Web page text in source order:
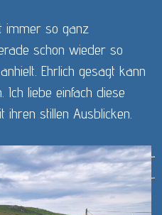
immer so ganz
schon wieder so
Ehrlich gesagt kann
liebe einfach diese
ihren stillen Ausblicken.